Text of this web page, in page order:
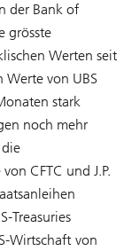
der Bank of
grösste
Werten seit
Werte von UBS
stark
noch mehr
CFTC und J.P.
Treasuries
Wirtschaft von